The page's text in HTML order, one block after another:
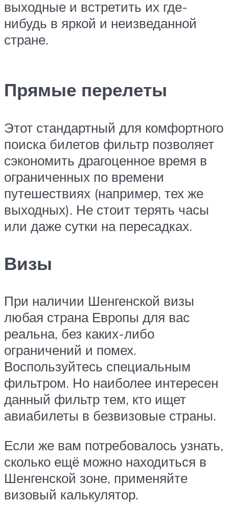
выходные и встретить их где-
нибудь в яркой и неизведанной
стране.
Прямые перелеты
Этот стандартный для комфортного
поиска билетов фильтр позволяет
сэкономить драгоценное время в
ограниченных по времени
путешествиях (например, тех же
выходных). Не стоит терять часы
или даже сутки на пересадках.
Визы
При наличии Шенгенской визы
любая страна Европы для вас
реальна, без каких-либо
ограничений и помех.
Воспользуйтесь специальным
фильтром. Но наиболее интересен
данный фильтр тем, кто ищет
авиабилеты в безвизовые страны.
Если же вам потребовалось узнать,
сколько ещё можно находиться в
Шенгенской зоне, применяйте
визовый калькулятор.